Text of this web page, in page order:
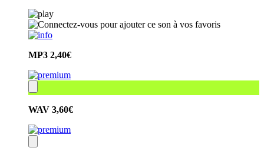
MP3 2,40€
WAV 3,60€